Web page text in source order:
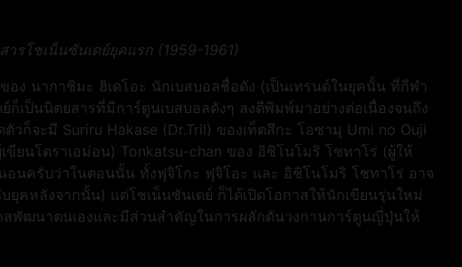
ารโชเน็นซันเดย์ยุคแรก (1959-1961)
อง นากาชิมะ ฮิเดโอะ นักเบสบอลชื่อดัง (เป็นเทรนด์ในยุคนั้น ที่กีฬา
ก็เป็นนิตยสารที่มีการ์ตูนเบสบอลดังๆ ลงตีพิมพ์มาอย่างต่อเนื่องจนถึง
วก็จะมี Suriru Hakase (Dr.Tril) ของเท็ตสึกะ โอซามุ Umi no Ouji
ขียนโดราเอม่อน) Tonkatsu-chan ของ อิชิโนโมริ โชทาโร่ (ผู้ให้
อนครับว่าในตอนนั้น ทั้งฟุจิโกะ ฟุจิโอะ และ อิชิโนโมริ โชทาโร่ อาจ
ยุคหลังจากนั้น) แต่โชเน็นซันเดย์ ก็ได้เปิดโอกาสให้นักเขียนรุ่นใหม่
พัฒนาตนเองและมีส่วนสำคัญในการผลักดันวงกานการ์ตูนญี่ปุ่นให้